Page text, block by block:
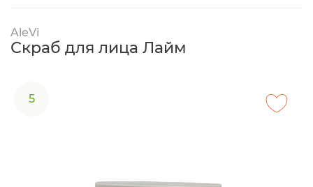
AleVi
Скраб для лица Лайм
5